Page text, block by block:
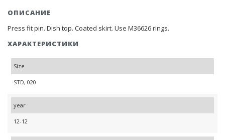
ОПИСАНИЕ
Press fit pin. Dish top. Coated skirt. Use M36626 rings.
ХАРАКТЕРИСТИКИ
Size
STD, 020
year
12-12